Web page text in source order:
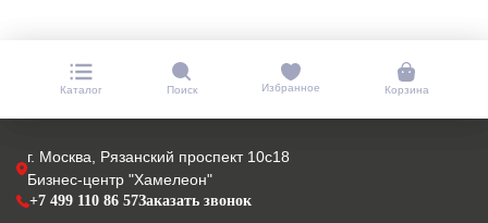
Каталог Поиск Избранное Корзина
г. Москва, Рязанский проспект 10с18
Бизнес-центр "Хамелеон"
+7 499 110 86 57Заказать звонок